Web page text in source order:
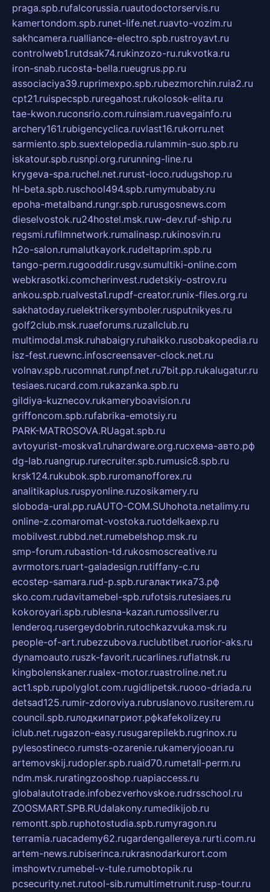
praga.spb.rufalcorussia.ruautodoctorservis.ru
kamertondom.spb.runet-life.net.ruavto-vozim.ru
sakhcamera.rualliance-electro.spb.rustroyavt.ru
controlweb1.rutdsak74.rukinzozo-ru.rukvotka.ru
iron-snab.rucosta-bella.rueugrus.pp.ru
associaciya39.ruprimexpo.spb.rubezmorchin.ruia2.ru
cpt21.ruispecspb.ruregahost.rukolosok-elita.ru
tae-kwon.ruconsrio.com.ruinsiam.ruavegainfo.ru
archery161.rubigencyclica.ruvlast16.rukorru.net
sarmiento.spb.suextelopedia.rulammin-suo.spb.ru
iskatour.spb.rusnpi.org.rurunning-line.ru
krygeva-spa.ruchel.net.rurust-loco.rudugshop.ru
hl-beta.spb.ruschool494.spb.rumymubaby.ru
epoha-metalband.rungr.spb.rurusgosnews.com
dieselvostok.ru24hostel.msk.ruw-dev.ruf-ship.ru
regsmi.rufilmnetwork.rumalinasp.rukinosvin.ru
h2o-salon.rumalutkayork.rudeltaprim.spb.ru
tango-perm.rugooddir.rusgv.sumultiki-online.com
webkrasotki.comcherinvest.rudetskiy-ostrov.ru
ankou.spb.rualvesta1.rupdf-creator.runix-files.org.ru
sakhatoday.ruelektrikersymboler.rusputnikyes.ru
golf2club.msk.ruaeforums.ruzallclub.ru
multimodal.msk.ruhabaigry.ruhaikko.rusobakopedia.ru
isz-fest.ruewnc.infoscreensaver-clock.net.ru
volnav.spb.rucomnat.runpf.net.ru7bit.pp.rukalugatur.ru
tesiaes.rucard.com.rukazanka.spb.ru
gildiya-kuznecov.rukameryboavision.ru
griffoncom.spb.rufabrika-emotsiy.ru
PARK-MATROSOVA.RUagat.spb.ru
avtoyurist-moskva1.ruhardware.org.ruсхема-авто.рф
dg-lab.ruangrup.rurecruiter.spb.rumusic8.spb.ru
krsk124.rukubok.spb.ruromanofforex.ru
analitikaplus.ruspyonline.ruzosikamery.ru
sloboda-ural.pp.ruAUTO-COM.SUhohota.netalimy.ru
online-z.comaromat-vostoka.ruotdelkaexp.ru
mobilvest.rubbd.net.rumebelshop.msk.ru
smp-forum.rubastion-td.rukosmoscreative.ru
avrmotors.ruart-galadesign.rutiffany-c.ru
ecostep-samara.rud-p.spb.ruгалактика73.рф
sko.com.rudavitamebel-spb.rufotsis.rutesiaes.ru
kokoroyari.spb.rublesna-kazan.rumossilver.ru
lenderoq.rusergeydobrin.rutochkazvuka.msk.ru
people-of-art.rubezzubova.ruclubtibet.ruorior-aks.ru
dynamoauto.ruszk-favorit.rucarlines.ruflatnsk.ru
kingbolenskaner.rualex-motor.ruastroline.net.ru
act1.spb.rupolyglot.com.rugidlipetsk.ruooo-driada.ru
detsad125.rumir-zdoroviya.rubruslanovo.rusiterem.ru
council.spb.ruлодкипатриот.рфkafekolizey.ru
iclub.net.rugazon-easy.rusugarepilekb.rugrinox.ru
pylesostineco.rumsts-ozarenie.rukameryjooan.ru
artemovskij.rudopler.spb.ruaid70.rumetall-perm.ru
ndm.msk.ruratingzooshop.ruapiaccess.ru
globalautotrade.infobezverhovskoe.rudrsschool.ru
ZOOSMART.SPB.RUdalakony.rumedikijob.ru
remontt.spb.ruphotostudia.spb.rumyragon.ru
terramia.ruacademy62.rugardengallereya.rurti.com.ru
artem-news.rubiserinca.rukrasnodarkurort.com
imshowtv.rumebel-v-tule.rumobtopik.ru
pcsecurity.net.rutool-sib.rumultimetrunit.rusp-tour.ru